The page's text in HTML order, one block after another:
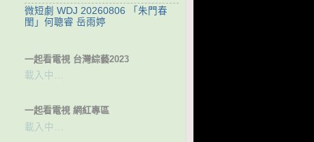
微短劇 WDJ 20260806 「朱門春
閨」何聰睿 岳雨婷
一起看電視 台灣綜藝2023
載入中…
一起看電視 網紅專區
載入中…